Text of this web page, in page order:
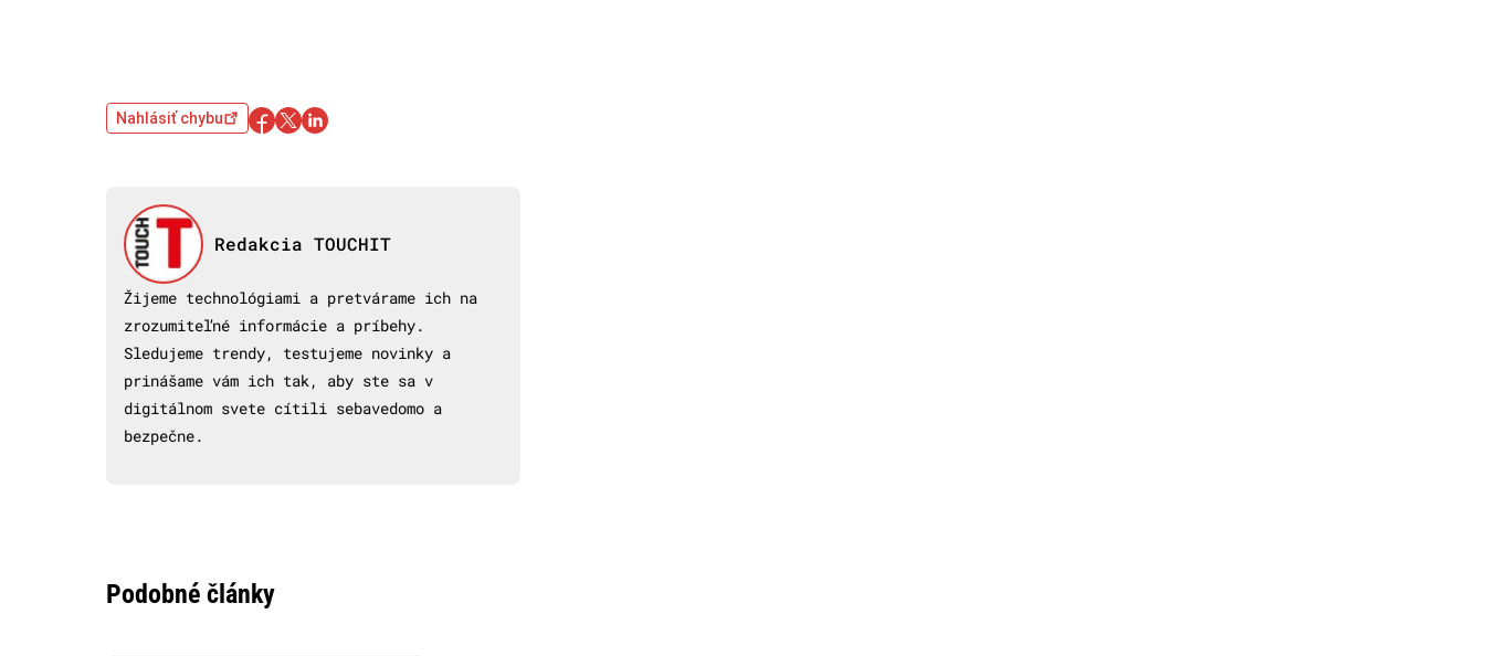
Nahlásiť chybu
Redakcia TOUCHIT
Žijeme technológiami a pretvárame ich na
zrozumiteľné informácie a príbehy.
Sledujeme trendy, testujeme novinky a
prinášame vám ich tak, aby ste sa v
digitálnom svete cítili sebavedomo a
bezpečne.
Podobné články